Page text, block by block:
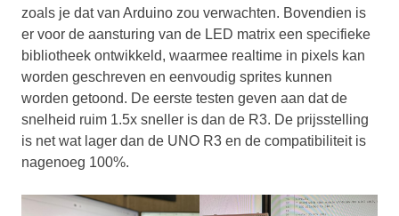
zoals je dat van Arduino zou verwachten. Bovendien is
er voor de aansturing van de LED matrix een specifieke
bibliotheek ontwikkeld, waarmee realtime in pixels kan
worden geschreven en eenvoudig sprites kunnen
worden getoond. De eerste testen geven aan dat de
snelheid ruim 1.5x sneller is dan de R3. De prijsstelling
is net wat lager dan de UNO R3 en de compatibiliteit is
nagenoeg 100%.